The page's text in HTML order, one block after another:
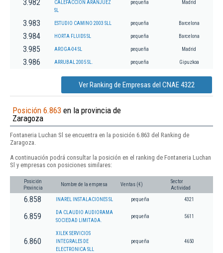
3.982
CALEFACCION ARANJUEZ
SL
pequeña Madrid
3.983 ESTUDIO CAMINO 2003 SLL pequeña Barcelona
3.984 HORTA FLUIDS SL pequeña Barcelona
3.985 AROGA-04 SL pequeña Madrid
3.986 ARRUBAL 2005 SL. pequeña Gipuzkoa
Ver Ranking de Empresas del CNAE 4322
Posición 6.863 en la provincia de
Zaragoza
Fontaneria Luchan Sl se encuentra en la posición 6.863 del Ranking de
Zaragoza.
A continuación podrá consultar la posición en el ranking de Fontaneria Luchan
Sl y empresas con posiciones similares:
Posición
Provincia
Nombre de la empresa Ventas (€)
Sector
Actividad
6.858 INAREL INSTALACIONES SL pequeña 4321
6.859
DA CLAUDIO AUDIORAMA
SOCIEDAD LIMITADA.
pequeña 5611
6.860
XILEK SERVICIOS
INTEGRALES DE
ELECTRONICA SLL
pequeña 4650